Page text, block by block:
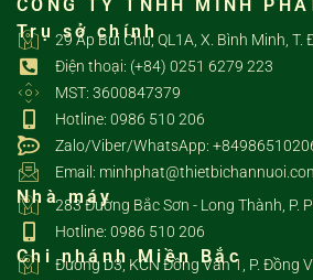
CÔNG TY TNHH MINH
Trụ sở chính
29 Ấp Bùi Chu, QL1A, X. Bình Minh, T.
Điện thoại: (+84) 0251 6279 223
MST: 3600847379
Hotline: 0986 510 206
Zalo/Viber/WhatsApp:
Email:
Nhà máy
283 Đường Bắc Sơn - Long Thành, P.
Hotline: 0986 510 206
Chi nhánh Miền Bắc
Đường D3, KCN Đồng Văn 1, P. Đồng